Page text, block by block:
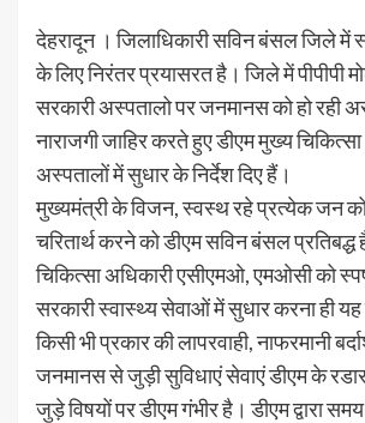
देहरादून । जिलाधिकारी सविन बंसल जिले में
के लिए निरंतर प्रयासरत है। जिले में पीपीपी
सरकारी अस्पतालो पर जनमानस को हो रही
नाराजगी जाहिर करते हुए डीएम मुख्य
अस्पतालों में सुधार के निर्देश दिए हैं।
मुख्यमंत्री के विजन, स्वस्थ रहे प्रत्येक जन
चरितार्थ करने को डीएम सविन बंसल
चिकित्सा अधिकारी एसीएमओ, एमओसी को
सरकारी स्वास्थ्य सेवाओं में सुधार करना ही
किसी भी प्रकार की लापरवाही, नाफरमानी
जनमानस से जुड़ी सुविधाएं सेवाएं डीएम के
जुड़े विषयों पर डीएम गंभीर है। डीएम द्वारा